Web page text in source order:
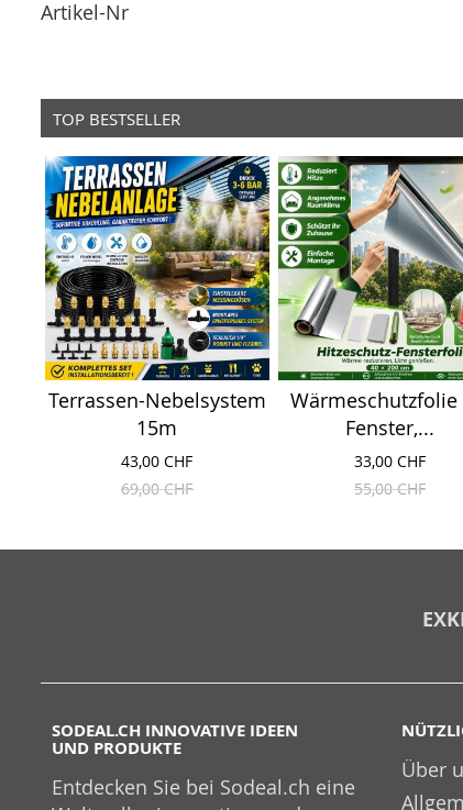
Artikel-Nr
TOP BESTSELLER
Terrassen-Nebelsystem
15m
43,00 CHF
69,00 CHF
Fenster,...
33,00 CHF
55,00 CHF
SODEAL.CH INNOVATIVE IDEEN
UND PRODUKTE
Entdecken Sie bei Sodeal.ch eine
Über